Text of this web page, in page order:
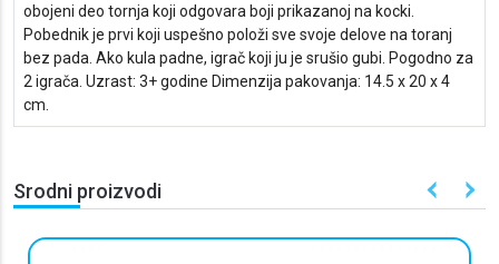
obojeni deo tornja koji odgovara boji prikazanoj na kocki.
Pobednik je prvi koji uspešno položi sve svoje delove na toranj
bez pada. Ako kula padne, igrač koji ju je srušio gubi. Pogodno za
2 igrača. Uzrast: 3+ godine Dimenzija pakovanja: 14.5 x 20 x 4
cm.
Srodni proizvodi